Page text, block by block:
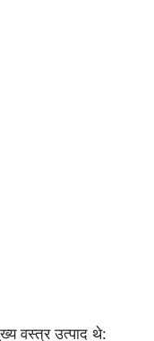
वस्त्र उत्पाद थे: